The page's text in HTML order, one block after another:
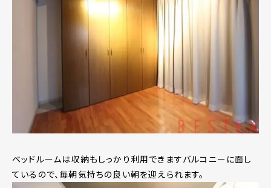
ベッドルームは収納もしっかり利用できますバルコニーに面し
ているので、毎朝気持ちの良い朝を迎えられます。